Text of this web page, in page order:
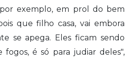
exemplo, em prol do bem
que filho casa, vai embora
se apega. Eles ficam sendo
fogos, é só para judiar deles",